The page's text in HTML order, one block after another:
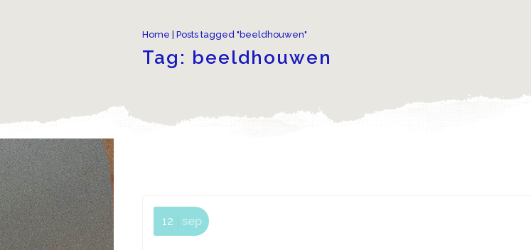
Home Posts tagged "beeldhouwen"
Tag: beeldhouwen
12 sep